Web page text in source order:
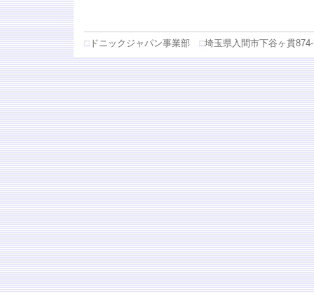
□ ドニックジャパン事業部 □埼玉県入間市下谷ヶ貫